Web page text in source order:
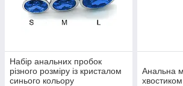
Набір анальних пробок
різного розміру із кристалом
синього кольору
Анальна